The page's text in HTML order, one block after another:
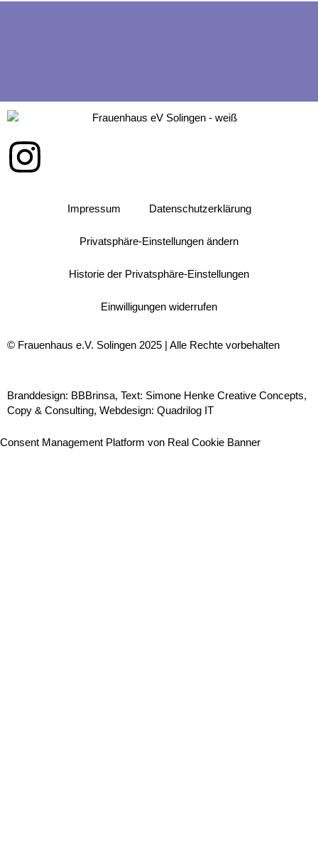
Impressum Datenschutzerklärung
Privatsphäre-Einstellungen ändern
Historie der Privatsphäre-Einstellungen
Einwilligungen widerrufen
© Frauenhaus e.V. Solingen 2025 | Alle Rechte vorbehalten
Branddesign: BBBrinsa, Text: Simone Henke Creative Concepts,
Copy & Consulting, Webdesign: Quadrilog IT
Consent Management Platform von Real Cookie Banner